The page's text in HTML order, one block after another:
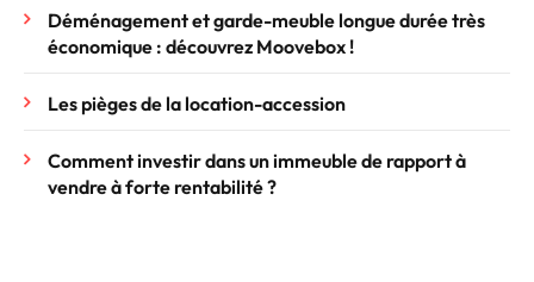
Déménagement et garde-meuble longue durée très
économique : découvrez Moovebox !
Les pièges de la location-accession
Comment investir dans un immeuble de rapport à
vendre à forte rentabilité ?